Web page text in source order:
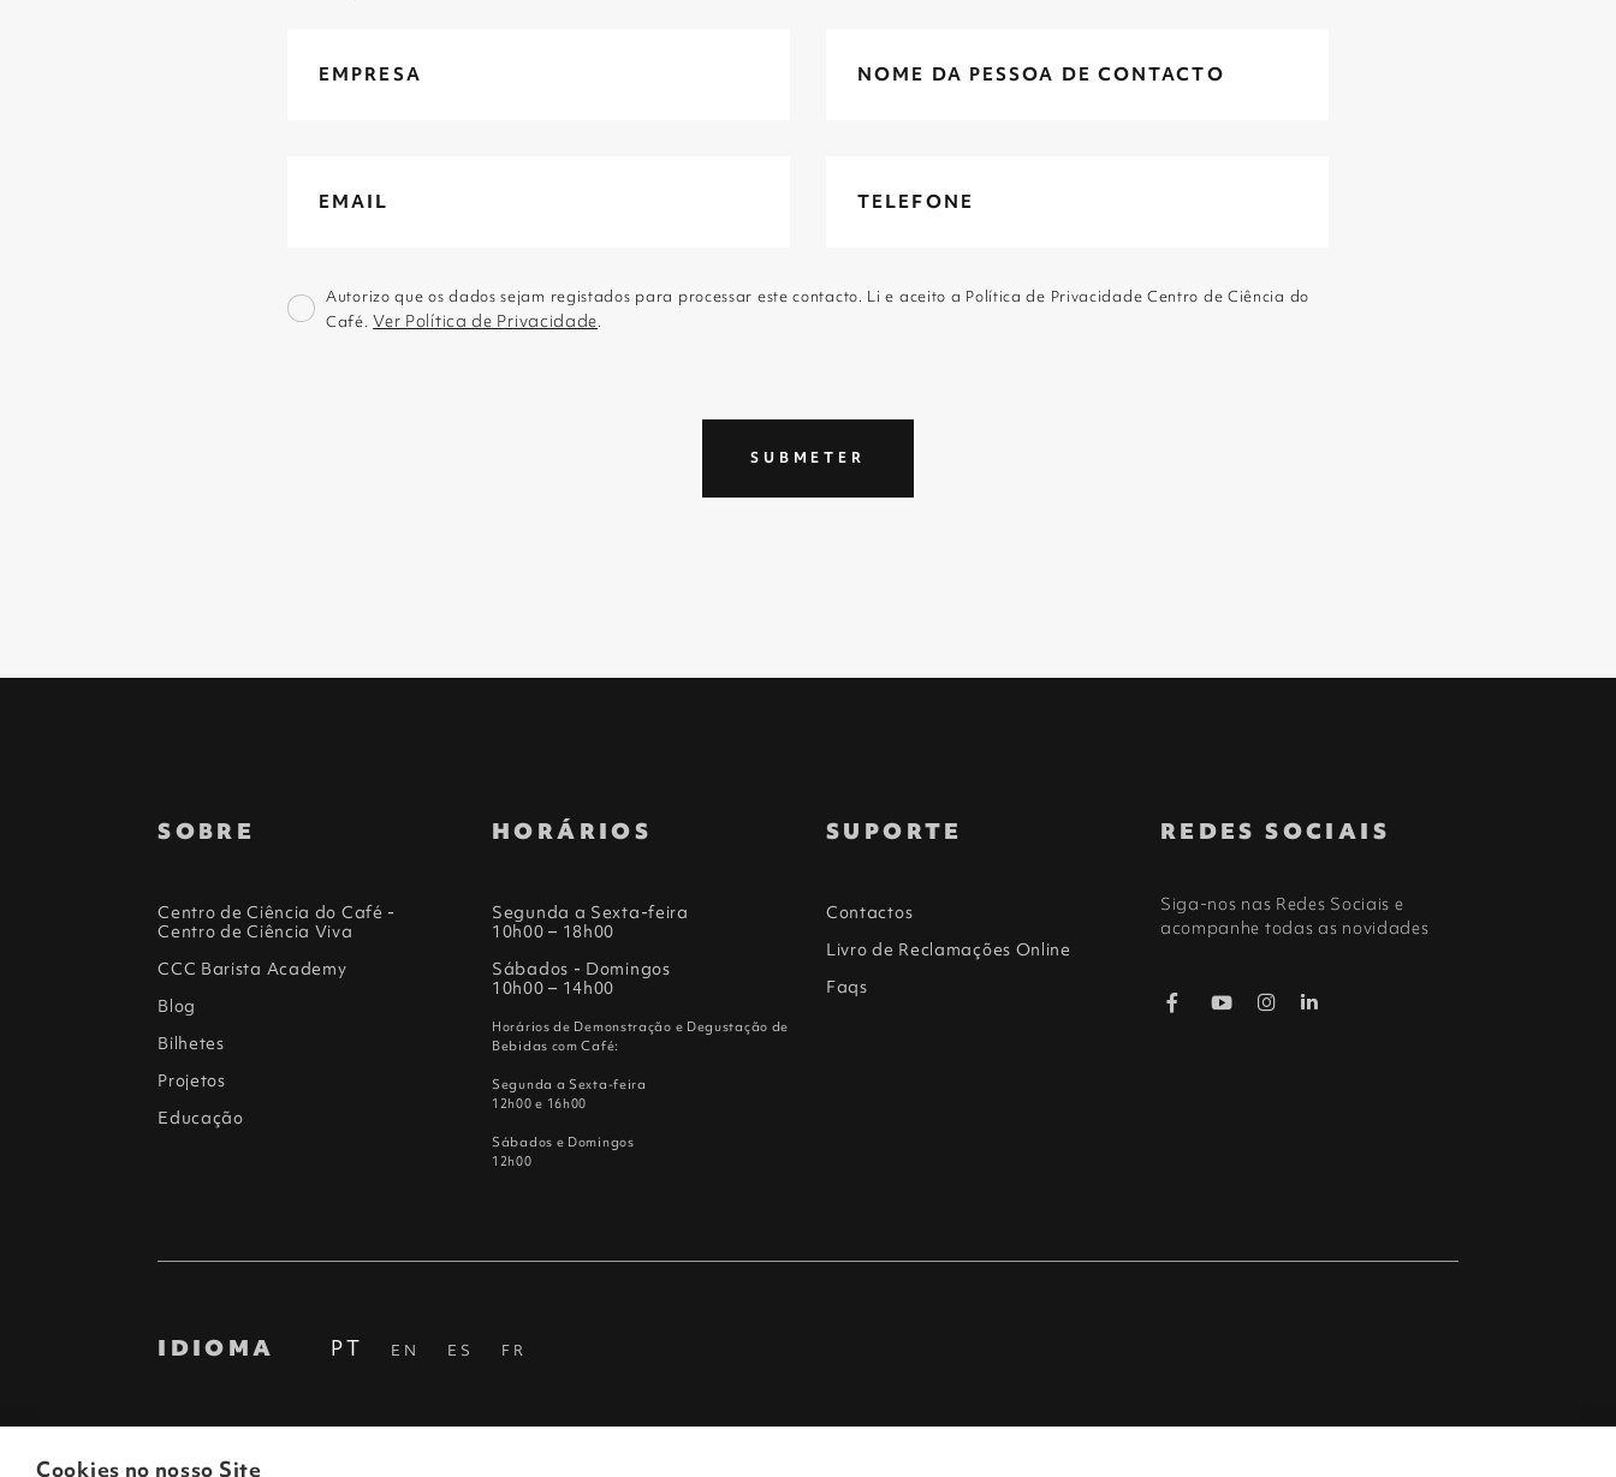
Autorizo que os dados sejam registados para processar este contacto. Li e aceito a Política de Privacidade Centro de Ciência do
Café.Ver Política de Privacidade.
SUBMETER
SOBRE
Centro de Ciência do Café -
Centro de Ciência Viva
CCC Barista Academy
Blog
Bilhetes
Projetos
Educação
HORÁRIOS
Segunda a Sexta-feira
10h00 – 18h00
Sábados - Domingos
10h00 – 14h00
Horários de Demonstração e Degustação de
Bebidas com Café:
Segunda a Sexta-feira
12h00 e 16h00
Sábados e Domingos
12h00
SUPORTE
Contactos
Livro de Reclamações Online
Faqs
REDES SOCIAIS
Siga-nos nas Redes Sociais e
acompanhe todas as novidades
IDIOMA PT EN ES FR
Cookies no nosso Site